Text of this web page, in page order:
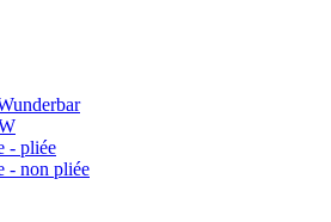
- pliée
- non pliée